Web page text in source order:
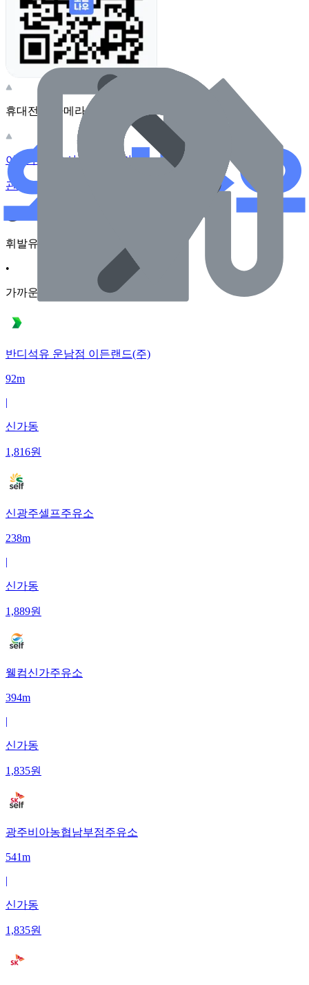
휴대전화 카메라로 찍어보세요
이 주유소의 사장님이신가요?
관리하기
휘발유
•
가까운순
반디석유 운남점 이든랜드(주)
92m
|
신가동
1,816원
신광주셀프주유소
238m
|
신가동
1,889원
웰컴신가주유소
394m
|
신가동
1,835원
광주비아농협남부점주유소
541m
|
신가동
1,835원